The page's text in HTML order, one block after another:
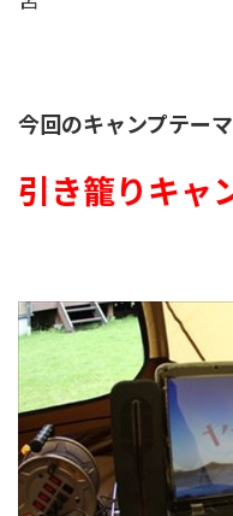
今回のキャンプテーマ
引き籠りキャ